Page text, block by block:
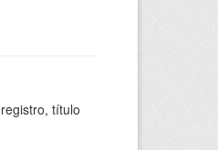
título